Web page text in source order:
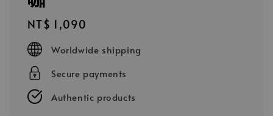
Regular
price
NT$ 1,090
Worldwide shipping
Secure payments
Authentic products